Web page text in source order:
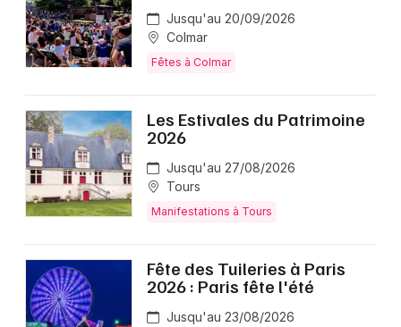
Jusqu'au 20/09/2026
Colmar
Fêtes à Colmar
Les Estivales du Patrimoine
2026
Jusqu'au 27/08/2026
Tours
Manifestations à Tours
Fête des Tuileries à Paris
2026 : Paris fête l'été
Jusqu'au 23/08/2026